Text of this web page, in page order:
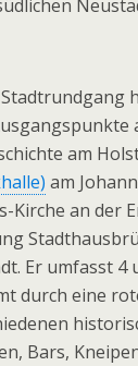
am
am
Kirche an der
Er umfasst 4
durch eine
Bars,